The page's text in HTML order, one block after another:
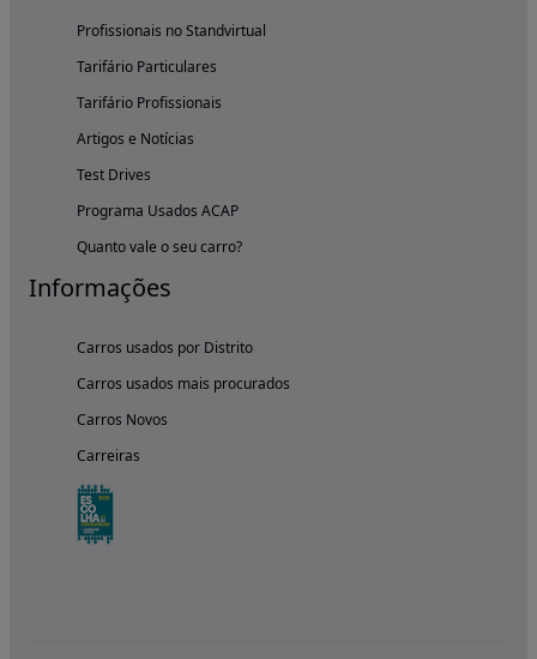
Profissionais no Standvirtual
Tarifário Particulares
Tarifário Profissionais
Artigos e Notícias
Test Drives
Programa Usados ACAP
Quanto vale o seu carro?
Informações
Carros usados por Distrito
Carros usados mais procurados
Carros Novos
Carreiras